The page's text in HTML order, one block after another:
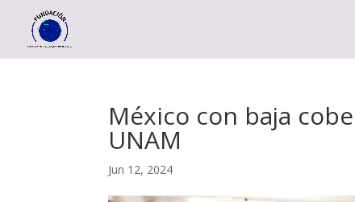
México con baja
UNAM
Jun 12, 2024